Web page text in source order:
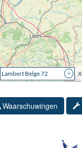
Waarschuwingen